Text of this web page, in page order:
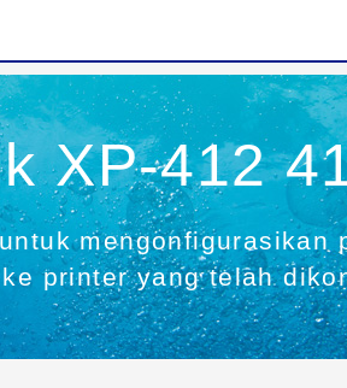
XP-412
mengonfigurasikan
printer yang telah